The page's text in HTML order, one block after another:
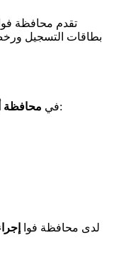
تقدم محافظة
بطاقات التسجيل
في محافظة ، بعض الخدمات المطلوبة بشكل متكرر:
لدى محافظة فوا